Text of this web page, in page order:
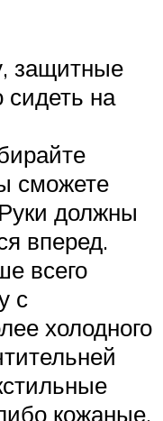
защитные
на
сможете
должны
вперед.
всего
с
холодного
кожаные.